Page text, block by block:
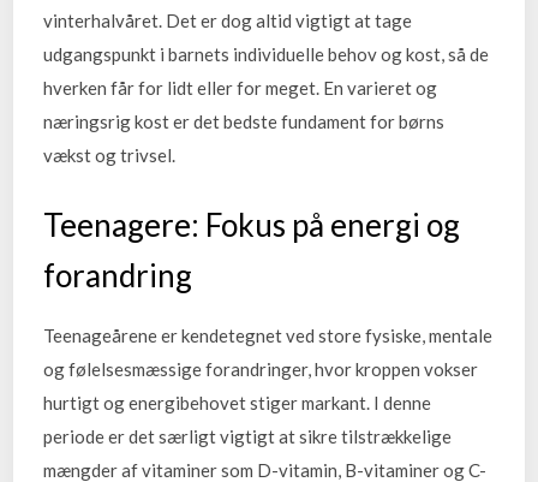
vinterhalvåret. Det er dog altid vigtigt at tage
udgangspunkt i barnets individuelle behov og kost, så de
hverken får for lidt eller for meget. En varieret og
næringsrig kost er det bedste fundament for børns
vækst og trivsel.
Teenagere: Fokus på energi og
forandring
Teenageårene er kendetegnet ved store fysiske, mentale
og følelsesmæssige forandringer, hvor kroppen vokser
hurtigt og energibehovet stiger markant. I denne
periode er det særligt vigtigt at sikre tilstrækkelige
mængder af vitaminer som D-vitamin, B-vitaminer og C-